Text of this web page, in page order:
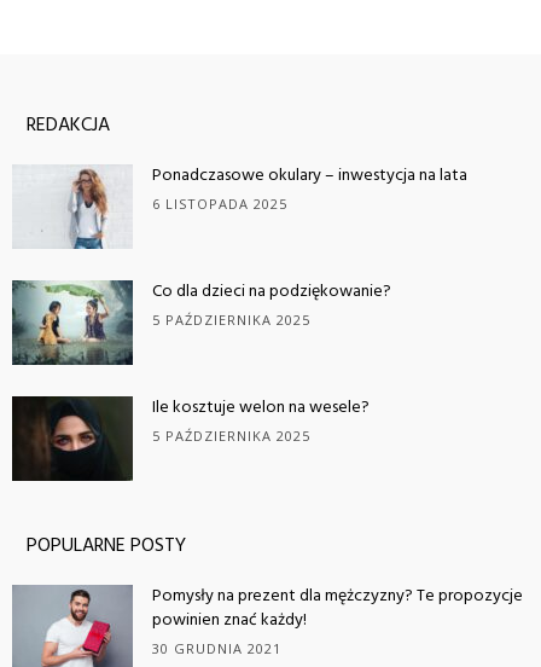
REDAKCJA
Ponadczasowe okulary – inwestycja na lata
6 LISTOPADA 2025
Co dla dzieci na podziękowanie?
5 PAŹDZIERNIKA 2025
Ile kosztuje welon na wesele?
5 PAŹDZIERNIKA 2025
POPULARNE POSTY
Pomysły na prezent dla mężczyzny? Te propozycje
powinien znać każdy!
30 GRUDNIA 2021